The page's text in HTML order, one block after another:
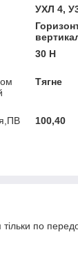
УХЛ 4,
30 Н
Тягне
100,40
по